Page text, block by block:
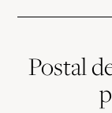
Postal